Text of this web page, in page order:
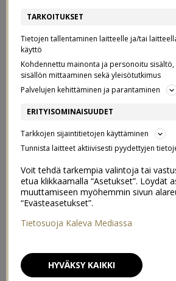
JOULUA
12/12/2019
Joulukuussa julkaisen
vieraskynäpostauksia, eli
Teksti ja kuvat Taina Köykkä /
TARKOITUKSET
Tietojen tallentaminen laitteelle ja/tai
käyttö
Kohdennettu mainonta ja personoitu sisältö,
sisällön mittaaminen sekä yleisötutkimus
Palvelujen kehittäminen ja parantaminen
ERITYISOMINAISUUDET
Tarkkojen sijaintitietojen käyttäminen
Tunnista laitteet aktiivisesti pyydettyjen
Voit tehdä tarkempia valintoja tai
etua klikkaamalla “Asetukset”. Löydät
muuttamiseen myöhemmin sivun
“Evästeasetukset”.
Tietosuoja Kaleva Mediassa
HYVÄKSY KAIKKI